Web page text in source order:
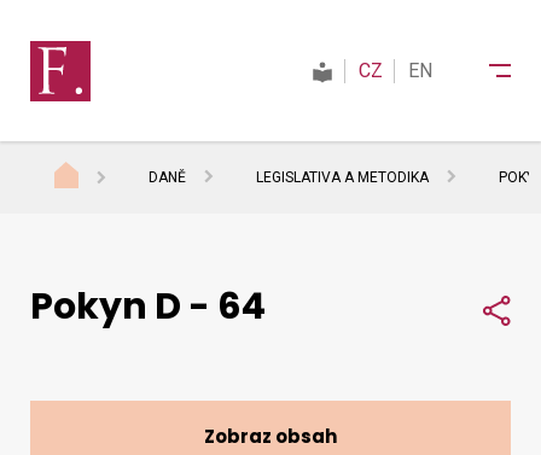
Daně
CZ EN
DANĚ LEGISLATIVA A METODIKA
Pokyn D - 64
Zobraz obsah